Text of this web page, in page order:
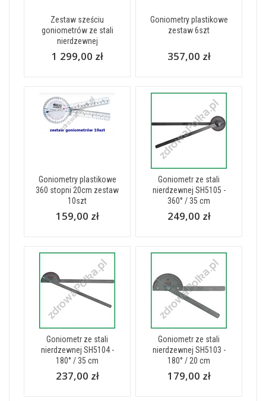
Zestaw sześciu
goniometrów ze stali
nierdzewnej
1 299,00 zł
Goniometry plastikowe
zestaw 6szt
357,00 zł
Goniometry plastikowe
360 stopni 20cm zestaw
10szt
159,00 zł
Goniometr ze stali
nierdzewnej SH5105 -
360° / 35 cm
249,00 zł
Goniometr ze stali
nierdzewnej SH5104 -
180° / 35 cm
237,00 zł
Goniometr ze stali
nierdzewnej SH5103 -
180° / 20 cm
179,00 zł